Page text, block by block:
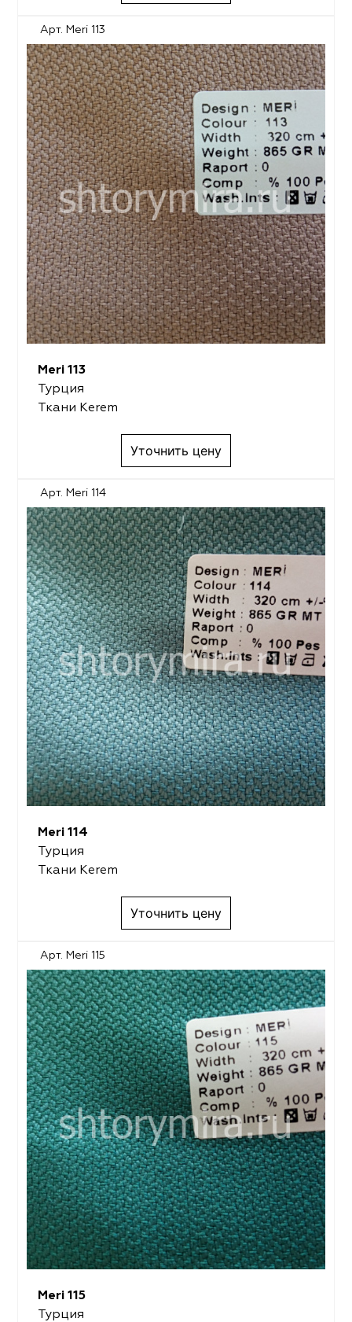
Арт. Meri 113
Meri 113
Турция
Ткани Kerem
Уточнить цену
Арт. Meri 114
Meri 114
Турция
Ткани Kerem
Уточнить цену
Арт. Meri 115
Meri 115
Турция